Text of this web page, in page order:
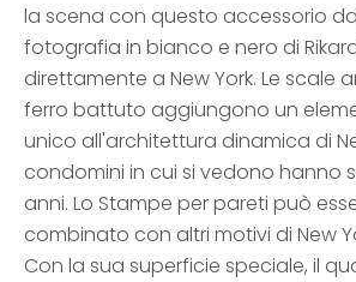
la scena con questo accessorio
fotografia in bianco e nero di
direttamente a New York. Le scale
ferro battuto aggiungono un
unico all'architettura dinamica di
condomini in cui si vedono hanno
anni. Lo Stampe per pareti può
combinato con altri motivi di New
Con la sua superficie speciale, il